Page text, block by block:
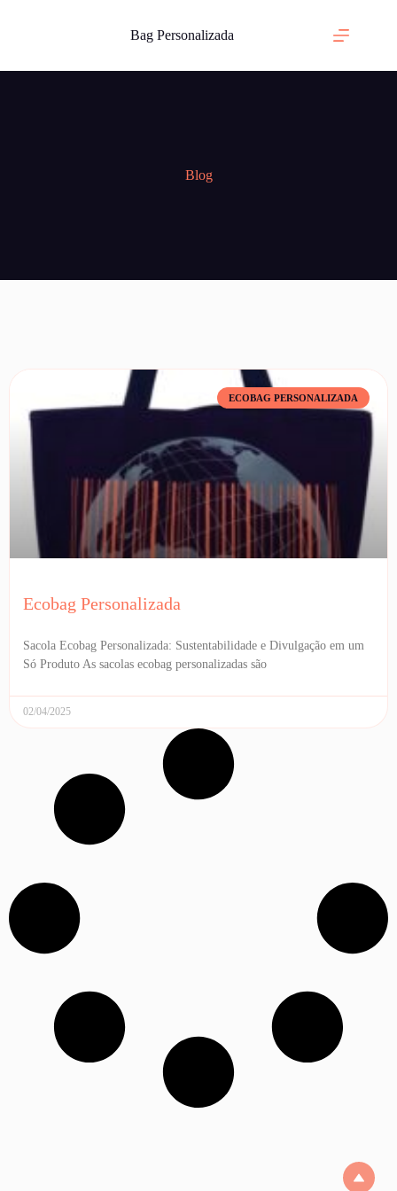
Bag Personalizada
Blog
ECOBAG PERSONALIZADA
Ecobag Personalizada
Sacola Ecobag Personalizada: Sustentabilidade e Divulgação em um
Só Produto As sacolas ecobag personalizadas são
02/04/2025